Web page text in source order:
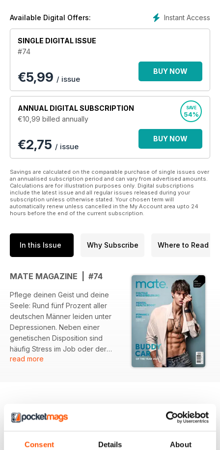
Consent Details About
Gesicht gegeben. Haben wir in vergangenen Ausgaben noch
ausgespäht, widmet sich Mate in Zukunft einem thematischen
Schwergewicht pro Ausgabe. Wir wollen weiter reisen als wir
es bislang wagten, besser aussehen als letztes Jahr, die
Mode vom nächsten Jahr tragen und unsere Lieben mit
Überraschungen verwöhnen, die so ganz sicher noch
niemand verschenkt hat. Alle Infos zu den Themenspecials
2015 und den Erscheinungsdaten in der Preisliste.
Instant Access
Available Digital Offers:
SINGLE DIGITAL ISSUE
#74
€5,99 / issue
BUY NOW
ANNUAL DIGITAL SUBSCRIPTION
€10,99 billed annually
SAVE
54%
€2,75 / issue
BUY NOW
Savings are calculated on the comparable purchase of single issues over
an annualised subscription period and can vary from advertised amounts.
Calculations are for illustration purposes only. Digital subscriptions
include the latest issue and all regular issues released during your
subscription unless otherwise stated. Your chosen term will
automatically renew unless cancelled in the My Account area upto 24
hours before the end of the current subscription.
In this Issue Why Subscribe Where to Read
MATE MAGAZINE | #74
Pflege deinen Geist und deine
Seele: Rund fünf Prozent aller
deutschen Männer leiden unter
Depressionen. Neben einer
genetischen Disposition sind
häufig Stress im Job oder der
Druck von außen, besser, schöner
Gedanken und eine verminderte
Aufmerksamkeit. Damit du in
motivierter in den Tag startest,
read more
BACK ISSUES View All